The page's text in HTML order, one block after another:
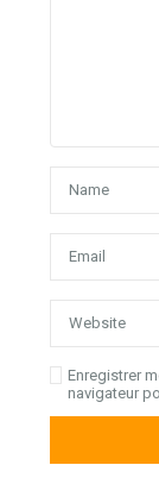
Enregistrer
navigateur